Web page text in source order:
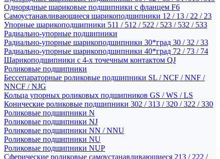
Однорядные шариковые подшипники с фланцем F6
Самоустанавливающиеся шарикоподшипники 12 / 13 / 22 / 23
Упорные шарикоподшипники 511 / 512 / 522 / 523 / 532 / 533
Радиально-упорные подшипники
Радиально-упорные шарикоподшипники 30*град 30 / 32 / 33
Радиально-упорные шарикоподшипники 40*град 72 / 73 / 74
Шарикоподшипники с 4-х точечным контактом QJ
Роликовые подшипники
Бессепараторные роликовые подшипники SL / NCF / NNF /
NNCF / NJG
Кольца упорных роликовых подшипников GS / WS / LS
Конические роликовые подшипники 302 / 313 / 320 / 322 / 330
Роликовые подшипники N
Роликовые подшипники NJ
Роликовые подшипники NN / NNU
Роликовые подшипники NU
Роликовые подшипники NUP
Сферические роликовые самоустанавливающиеся 213 / 222 /